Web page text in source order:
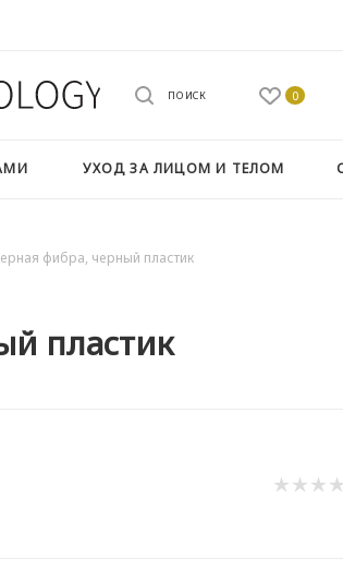
ПОИСК 0
УХОД ЗА ЛИЦОМ И ТЕЛОМ
фибра, черный пластик
пластик